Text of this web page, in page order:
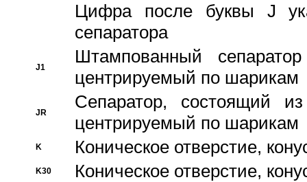
Цифра после буквы J
сепаратора
J1
Штампованный
центрируемый по шарикам
JR
Сепаратор, состоящий
центрируемый по шарикам
K Коническое отверстие,
K30 Коническое отверстие,